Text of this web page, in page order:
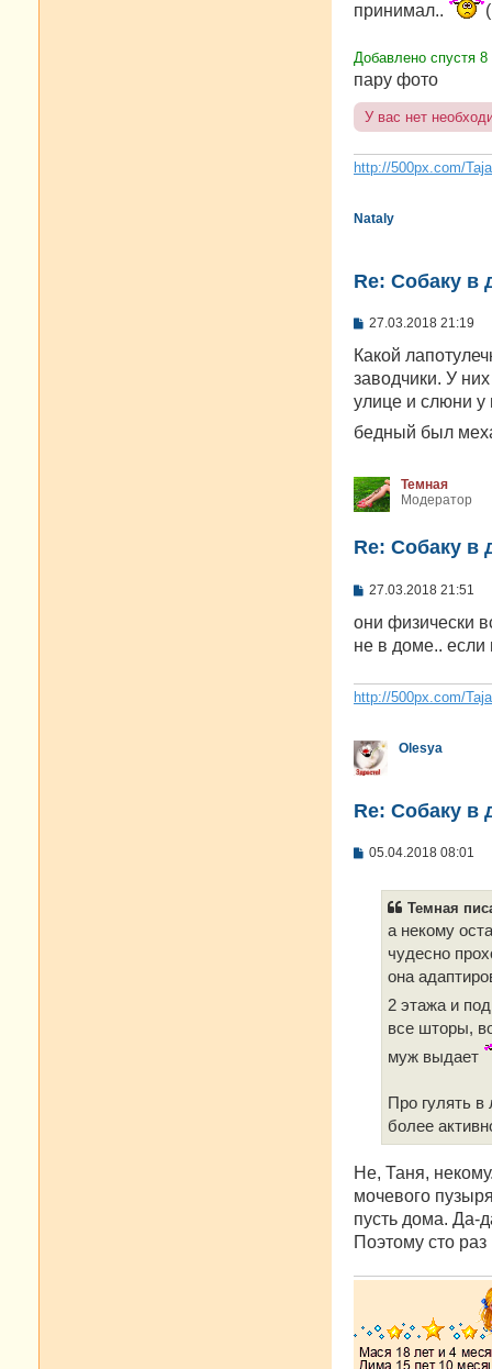
принимал..
(
Добавлено спустя
пару фото
У вас нет
http://500px.com/
Nataly
Re: Собаку в
С
о
щ
е
и
27.03.2018 21:19
Какой
заводчики. У
улице и слюни у
бедный был
Темная
Модератор
Re: Собаку в
С
о
щ
н
и
27.03.2018 21:51
они физически
не в доме.. если
http://500px.com/
Olesya
Re: Собаку в
С
05.04.2018 08:01
Темная
а некому
чудесно
она
2 этажа и
все шторы,
муж выдает
Про гулять
более
Не, Таня,
мочевого
пусть дома. Да-
Поэтому сто